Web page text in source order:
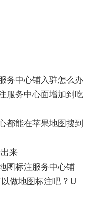
务中心铺入驻怎么办
服务中心面增加到吃
都能在苹果地图搜到
来
图标注服务中心铺
做地图标注吧 ? U